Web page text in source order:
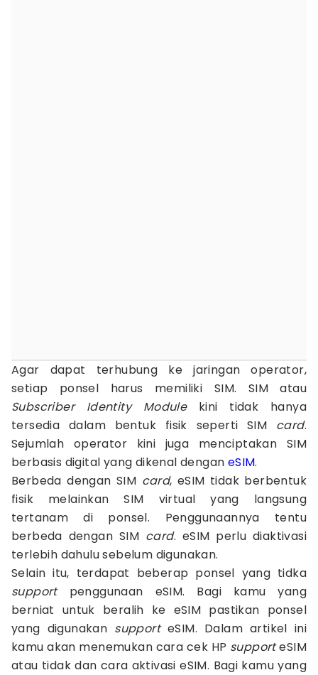
Agar dapat terhubung ke jaringan operator,
setiap ponsel harus memiliki SIM. SIM atau
Subscriber Identity Modulekini tidak hanya
tersedia dalam bentuk fisik seperti SIM card.
Sejumlah operator kini juga menciptakan SIM
berbasis digital yang dikenal dengan eSIM.
Berbeda dengan SIM card, eSIM tidak berbentuk
fisik melainkan SIM virtual yang langsung
tertanam di ponsel. Penggunaannya tentu
berbeda dengan SIM card. eSIM perlu diaktivasi
terlebih dahulu sebelum digunakan.
Selain itu, terdapat beberap ponsel yang tidka
support penggunaan eSIM. Bagi kamu yang
berniat untuk beralih ke eSIM pastikan ponsel
yang digunakan supporteSIM. Dalam artikel ini
kamu akan menemukan cara cek HP supporteSIM
atau tidak dan cara aktivasi eSIM. Bagi kamu yang